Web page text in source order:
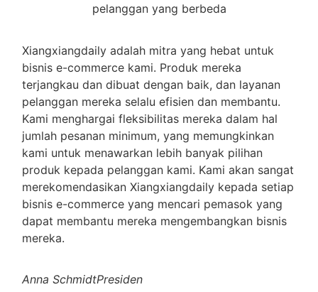
pelanggan yang berbeda
Xiangxiangdaily adalah mitra yang hebat untuk
bisnis e-commerce kami. Produk mereka
terjangkau dan dibuat dengan baik, dan layanan
pelanggan mereka selalu efisien dan membantu.
Kami menghargai fleksibilitas mereka dalam hal
jumlah pesanan minimum, yang memungkinkan
kami untuk menawarkan lebih banyak pilihan
produk kepada pelanggan kami. Kami akan sangat
merekomendasikan Xiangxiangdaily kepada setiap
bisnis e-commerce yang mencari pemasok yang
dapat membantu mereka mengembangkan bisnis
mereka.
Anna SchmidtPresiden